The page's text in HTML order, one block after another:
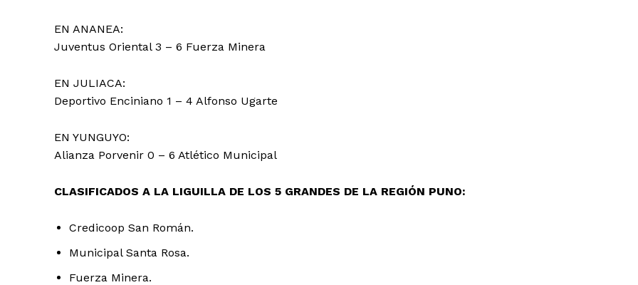
EN ANANEA:
Juventus Oriental 3 – 6 Fuerza Minera
EN JULIACA:
Deportivo Enciniano 1 – 4 Alfonso Ugarte
EN YUNGUYO:
Alianza Porvenir 0 – 6 Atlético Municipal
CLASIFICADOS A LA LIGUILLA DE LOS 5 GRANDES DE LA REGIÓN PUNO:
Credicoop San Román.
Municipal Santa Rosa.
Fuerza Minera.